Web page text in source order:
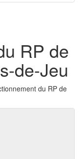
RP de
de-Jeu
du RP de